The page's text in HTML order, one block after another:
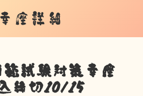
幸座詳細
試験対策幸座
締切10/15